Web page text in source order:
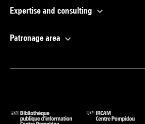
Expertise and consulting
Patronage area